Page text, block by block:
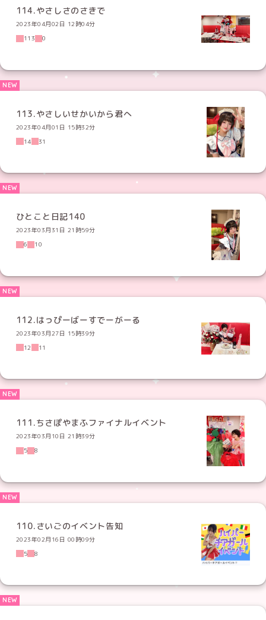
114.やさしさのさきで
2023年04月02日 12時04分
113
0
113.やさしいせかいから君へ
2023年04月01日 15時32分
14
31
ひとこと日記140
2023年03月31日 21時59分
6
10
112.はっぴーばーすでーがーる
2023年03月27日 15時39分
12
11
111.ちさぽやまふファイナルイベント
2023年03月10日 21時39分
5
8
110.さいごのイベント告知
2023年02月16日 00時09分
5
8